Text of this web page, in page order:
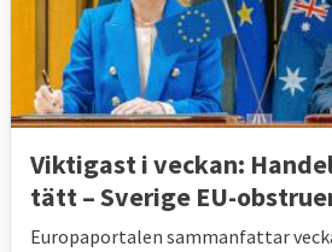
Viktigast i veckan:
tätt – Sverige EU-
Europaportalen sammanfattar